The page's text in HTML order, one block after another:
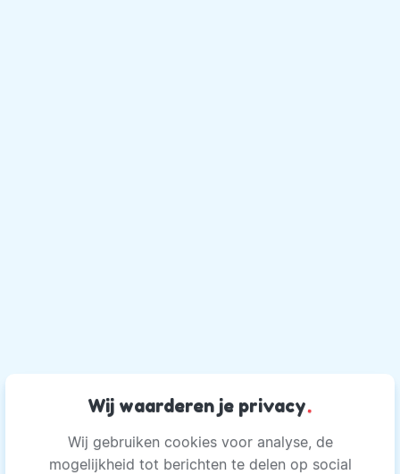
Wij waarderen je privacy.
Wij gebruiken cookies voor analyse, de
mogelijkheid tot berichten te delen op social